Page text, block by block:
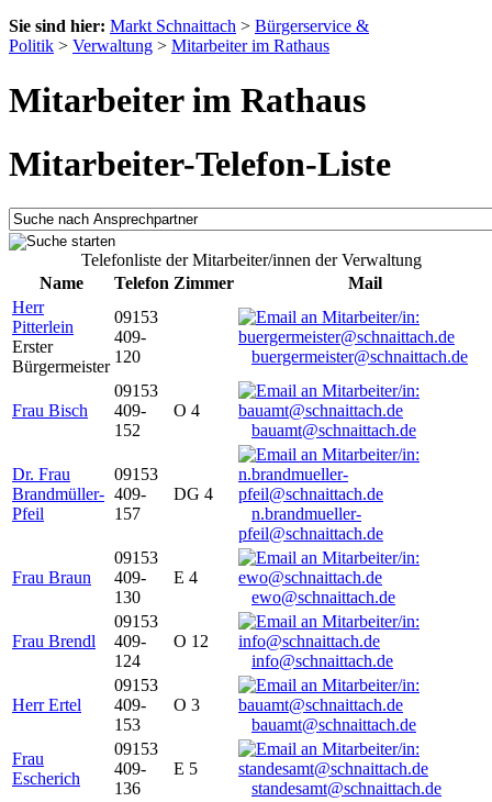
Sie sind hier: Markt Schnaittach > Bürgerservice &
Politik > Verwaltung > Mitarbeiter im Rathaus
Mitarbeiter im Rathaus
Mitarbeiter-Telefon-Liste
Telefonliste der Mitarbeiter/innen der Verwaltung
Name
Telefon Zimmer
Mail
Herr
Pitterlein
Erster
Bürgermeister
09153
409-
120
buergermeister@schnaittach.de
Frau Bisch
09153
409-
152
O 4
bauamt@schnaittach.de
Dr. Frau
Brandmüller-
Pfeil
09153
409-
157
DG 4
n.brandmueller-
pfeil@schnaittach.de
Frau Braun
09153
409-
130
E 4
ewo@schnaittach.de
Frau Brendl
09153
409-
124
O 12
info@schnaittach.de
Herr Ertel
09153
409-
153
O 3
bauamt@schnaittach.de
Frau
Escherich
09153
409-
136
E 5
standesamt@schnaittach.de